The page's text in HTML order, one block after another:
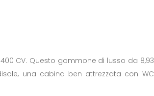
CV. Questo gommone di lusso da 8,93
una cabina ben attrezzata con WC